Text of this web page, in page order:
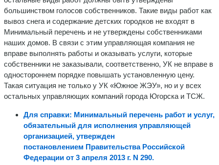
большинством голосов собственников. Такие виды работ как
вывоз снега и содержание детских городков не входят в
Минимальный перечень и не утверждены собственниками
наших домов. В связи с этим управляющая компания не
вправе выполнять работы и оказывать услуги, которые
собственники не заказывали, соответственно, УК не вправе в
одностороннем порядке повышать установленную цену.
Такая ситуация не только у УК «Южное ЖЭУ», но и у всех
остальных управляющих компаний города Югорска и ТСЖ.
Для справки: Минимальный перечень работ и услуг,
обязательный для исполнения управляющей
организацией, утвержден
постановлением Правительства Российской
Федерации от 3 апреля 2013 г. N 290.